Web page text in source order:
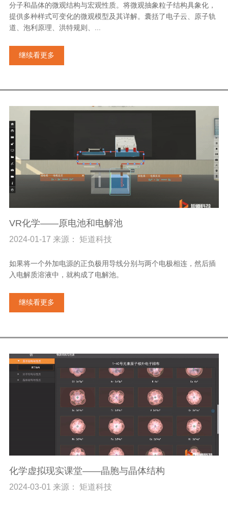
分子和晶体的微观结构与宏观性质。将微观抽象粒子结构具象化，
提供多种样式可变化的微观模型及其详解。囊括了电子云、原子轨
道、泡利原理、洪特规则、...
继续看更多
VR化学——原电池和电解池
2024-01-17 来源： 矩道科技
如果将一个外加电源的正负极用导线分别与两个电极相连，然后插
入电解质溶液中，就构成了电解池。
继续看更多
化学虚拟现实课堂——晶胞与晶体结构
2024-03-01 来源： 矩道科技